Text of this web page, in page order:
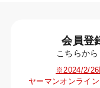
会員登
こちらか
※2024/2/26
ヤーマンオンライ